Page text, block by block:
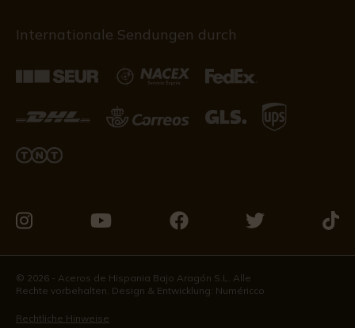
Internationale Sendungen durch
Sie
uns
auf
Instagram
Sie
uns
auf
Youtube
Sie
uns
auf
Sie
uns
auf
Sie
© 2026 - Aceros de Hispania Bajo Aragón S.L. Alle
Rechte vorbehalten. Design & Entwicklung: Numéricco
Rechtliche Hinweise